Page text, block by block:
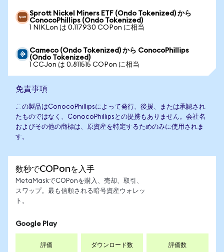
Sprott Nickel Miners ETF (Ondo Tokenized) から
ConocoPhillips (Ondo Tokenized)
1 NIKLon は 0.117930 COPon に相当
Cameco (Ondo Tokenized) から ConocoPhillips
(Ondo Tokenized)
1 CCJon は 0.811515 COPon に相当
免責事項
この製品はConocoPhillipsによって発行、後援、または承認され
たものではなく、ConocoPhillipsとの提携もありません。会社名
およびその他の商標は、原資産を特定するためのみに使用されま
す。
数秒でCOPonを入手
MetaMaskでCOPonを購入、売却、取引、
スワップ。最も信頼される暗号資産ウォレッ
ト。
Google Play
評価 ダウンロード数 評価数